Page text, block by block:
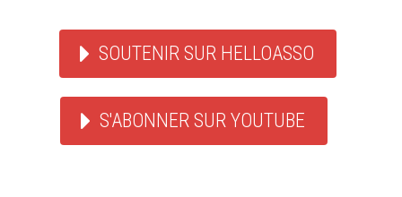
SOUTENIR SUR HELLOASSO
S'ABONNER SUR YOUTUBE